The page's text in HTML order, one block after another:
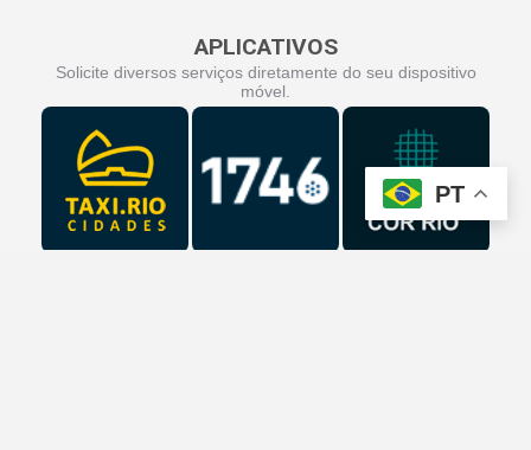
APLICATIVOS
Solicite diversos serviços diretamente do seu dispositivo
móvel.
PT